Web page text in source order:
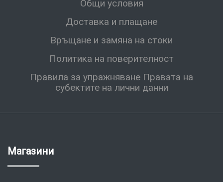
Общи условия
Доставка и плащане
Връщане и замяна на стоки
Политика на поверителност
Правила за упражняване Правата на
субектите на лични данни
Магазини